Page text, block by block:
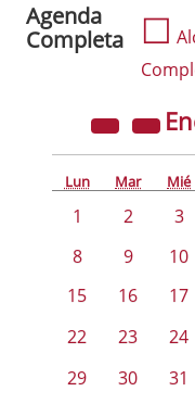
Agenda
Completa
☐
Lun Mar Mié
1 2 3
8
9 10
15
16 17
22
23 24
29
30 31